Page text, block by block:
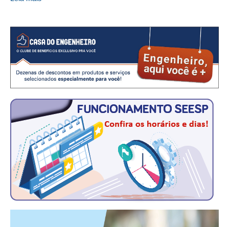
JURÍDICO
CONSULTORIA
ACORDOS, CONVENÇÕES E DISSÍDIOS
CONTRIBUIÇÃO ASSISTENCIAL
CONTRIBUIÇÃO ASSOCIATIVA OU ANUIDADE DE SÓCIO
CONTRIBUIÇÃO SINDICAL URBANA
REVISÃO DE APOSENTADORIA
FGTS EXPURGOS